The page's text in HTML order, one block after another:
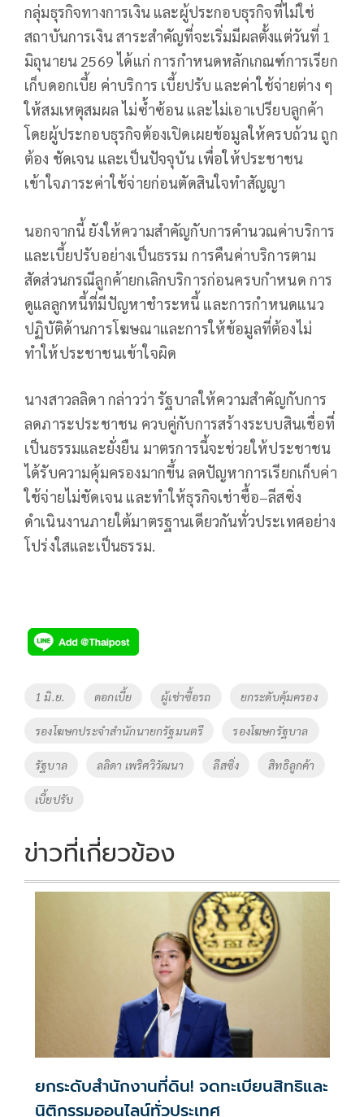
กลุ่มธุรกิจทางการเงิน และผู้ประกอบธุรกิจที่ไม่ใช่
สถาบันการเงิน สาระสำคัญที่จะเริ่มมีผลตั้งแต่วันที่ 1
มิถุนายน 2569 ได้แก่ การกำหนดหลักเกณฑ์การเรียก
เก็บดอกเบี้ย ค่าบริการ เบี้ยปรับ และค่าใช้จ่ายต่าง ๆ
ให้สมเหตุสมผล ไม่ซ้ำซ้อน และไม่เอาเปรียบลูกค้า
โดยผู้ประกอบธุรกิจต้องเปิดเผยข้อมูลให้ครบถ้วน ถูก
ต้อง ชัดเจน และเป็นปัจจุบัน เพื่อให้ประชาชน
เข้าใจภาระค่าใช้จ่ายก่อนตัดสินใจทำสัญญา
นอกจากนี้ ยังให้ความสำคัญกับการคำนวณค่าบริการ
และเบี้ยปรับอย่างเป็นธรรม การคืนค่าบริการตาม
สัดส่วนกรณีลูกค้ายกเลิกบริการก่อนครบกำหนด การ
ดูแลลูกหนี้ที่มีปัญหาชำระหนี้ และการกำหนดแนว
ปฏิบัติด้านการโฆษณาและการให้ข้อมูลที่ต้องไม่
ทำให้ประชาชนเข้าใจผิด
นางสาวลลิดา กล่าวว่า รัฐบาลให้ความสำคัญกับการ
ลดภาระประชาชน ควบคู่กับการสร้างระบบสินเชื่อที่
เป็นธรรมและยั่งยืน มาตรการนี้จะช่วยให้ประชาชน
ได้รับความคุ้มครองมากขึ้น ลดปัญหาการเรียกเก็บค่า
ใช้จ่ายไม่ชัดเจน และทำให้ธุรกิจเช่าซื้อ–ลีสซิ่ง
ดำเนินงานภายใต้มาตรฐานเดียวกันทั่วประเทศอย่าง
โปร่งใสและเป็นธรรม.
Tags
1 มิ.ย. ดอกเบี้ย ผู้เช่าซื้อรถ ยกระดับคุ้มครอง
รองโฆษกประจำสำนักนายกรัฐมนตรี รองโฆษกรัฐบาล
รัฐบาล ลลิดา เพริศวิวัฒนา ลีสซิ่ง สิทธิลูกค้า
เบี้ยปรับ
ข่าวที่เกี่ยวข้อง
ยกระดับสำนักงานที่ดิน! จดทะเบียนสิทธิและ
นิติกรรมออนไลน์ทั่วประเทศ